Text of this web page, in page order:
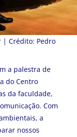
| Crédito: Pedro
a palestra de
do Centro
da faculdade,
Com
a
nossos